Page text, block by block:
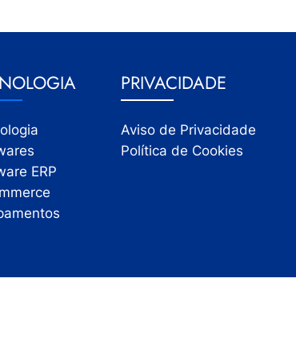
ERP
PRIVACIDADE
Aviso de Privacidade
Política de Cookies